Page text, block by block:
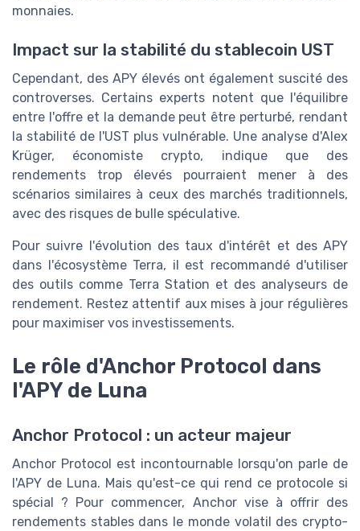
monnaies.
Impact sur la stabilité du stablecoin UST
Cependant, des APY élevés ont également suscité des
controverses. Certains experts notent que l'équilibre
entre l'offre et la demande peut être perturbé, rendant
la stabilité de l'UST plus vulnérable. Une analyse d'Alex
Krüger, économiste crypto, indique que des
rendements trop élevés pourraient mener à des
scénarios similaires à ceux des marchés traditionnels,
avec des risques de bulle spéculative.
Pour suivre l'évolution des taux d'intérêt et des APY
dans l'écosystème Terra, il est recommandé d'utiliser
des outils comme Terra Station et des analyseurs de
rendement. Restez attentif aux mises à jour régulières
pour maximiser vos investissements.
Le rôle d'Anchor Protocol dans
l'APY de Luna
Anchor Protocol : un acteur majeur
Anchor Protocol est incontournable lorsqu'on parle de
l'APY de Luna. Mais qu'est-ce qui rend ce protocole si
spécial ? Pour commencer, Anchor vise à offrir des
rendements stables dans le monde volatil des crypto-